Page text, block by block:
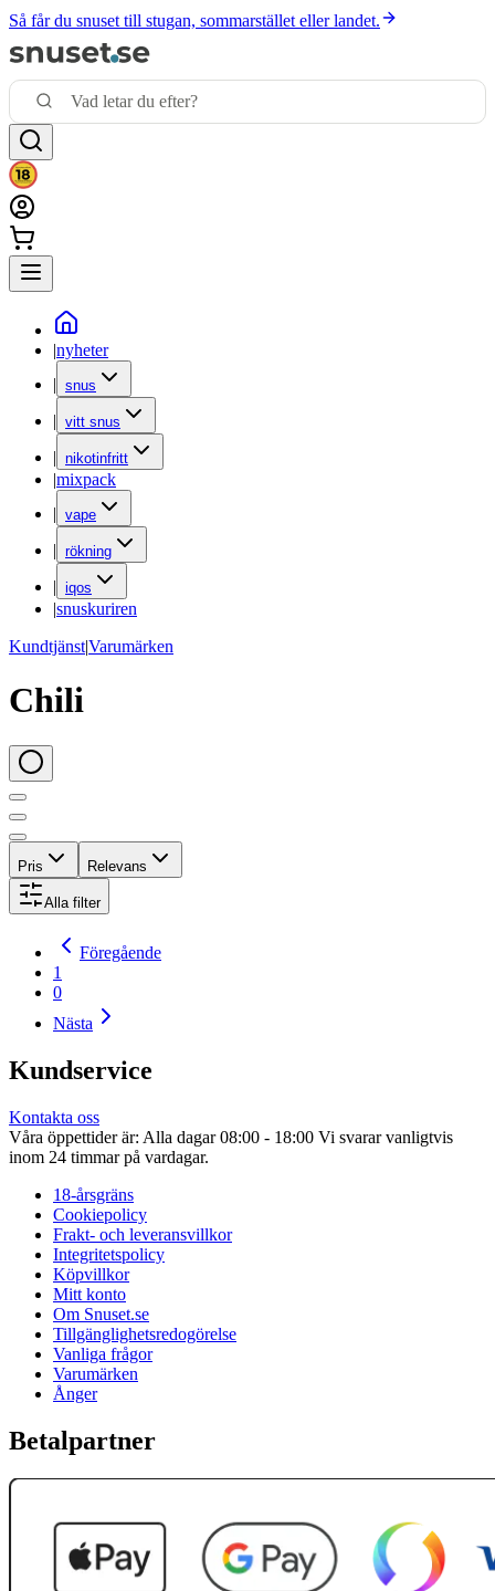
Så får du snuset till stugan, sommarstället eller landet.
|nyheter
| snus
| vitt snus
| nikotinfritt
|mixpack
| vape
| rökning
| iqos
|snuskuriren
Kundtjänst|Varumärken
Chili
Pris Relevans
Alla filter
Föregående
1
0
Nästa
Kundservice
Kontakta oss
Våra öppettider är: Alla dagar 08:00 - 18:00 Vi svarar vanligtvis
inom 24 timmar på vardagar.
18-årsgräns
Cookiepolicy
Frakt- och leveransvillkor
Integritetspolicy
Köpvillkor
Mitt konto
Om Snuset.se
Tillgänglighetsredogörelse
Vanliga frågor
Varumärken
Ånger
Betalpartner